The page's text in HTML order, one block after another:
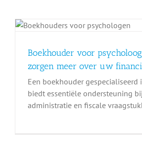
Boekhouder voor
zorgen meer over uw
Een boekhouder gespecialiseerd
biedt essentiële ondersteuning
administratie en fiscale